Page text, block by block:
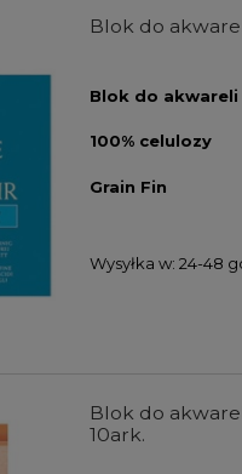
Blok do
Blok do akwareli
100% celulozy
Grain Fin
Wysyłka w: 24-48
Blok do
10ark.